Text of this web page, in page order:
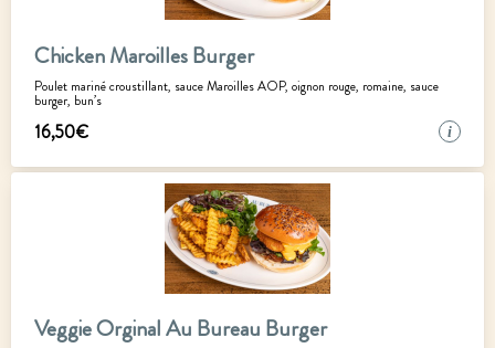
Chicken Maroilles Burger
Poulet mariné croustillant, sauce Maroilles AOP, oignon rouge, romaine, sauce
burger, bun’s
16,50€ i
Veggie Orginal Au Bureau Burger